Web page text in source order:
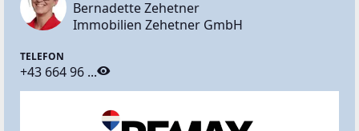
Bernadette Zehetner
Immobilien Zehetner GmbH
TELEFON
+43 664 96 ...